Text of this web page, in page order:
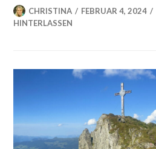
CHRISTINA FEBRUAR 4, 2024
HINTERLASSEN